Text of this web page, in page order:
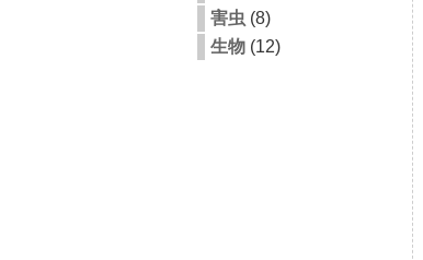
害虫 (8)
生物 (12)